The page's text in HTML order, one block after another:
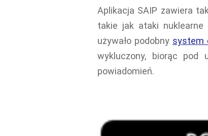
Aplikacja SAIP zawiera
takie jak ataki
używało podobny system
wykluczony, biorąc pod
powiadomień.